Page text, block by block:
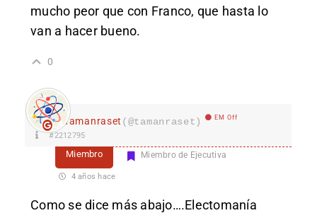
mucho peor que con Franco, que hasta lo
van a hacer bueno.
0
Tamanraset (@tamanraset) EM Off
#2212795
Miembro Miembro de Ejecutiva
4 años hace
Como se dice más abajo….Electomanía